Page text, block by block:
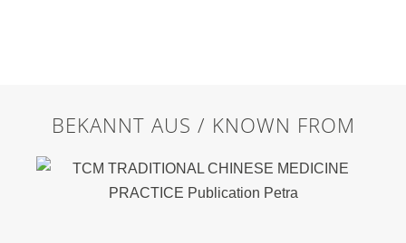
BEKANNT AUS / KNOWN FROM